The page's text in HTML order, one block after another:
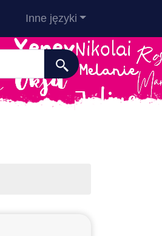
Inne języki